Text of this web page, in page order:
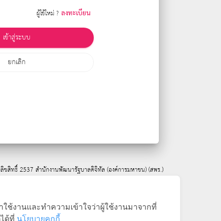
ผู้ใช้ใหม่ ? ลงทะเบียน
เข้าสู่ระบบ
ยกเลิก
ขสิทธิ์ 2537 สำนักงานพัฒนารัฐบาลดิจิทัล (องค์การมหาชน) (สพร.)
ช้งานและทำความเข้าใจว่าผู้ใช้งานมาจากที่
ด้ที่ นโยบายคุกกี้